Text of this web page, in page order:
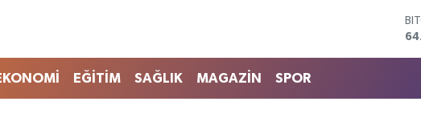
EĞİTİM SAĞLIK MAGAZİN SPOR